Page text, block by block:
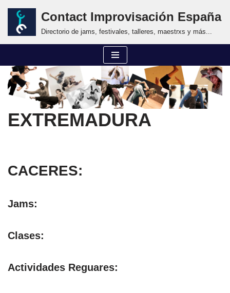
Saltar
Contact Improvisación España
Directorio de jams, festivales, talleres, maestrxs y más...
EXTREMADURA
CACERES:
Jams:
Clases:
Actividades Reguares: